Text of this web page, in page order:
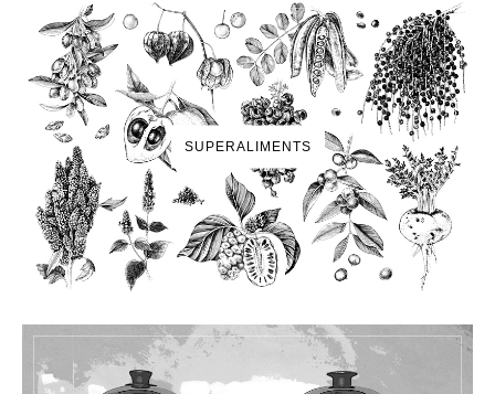
SUPERALIMENTS